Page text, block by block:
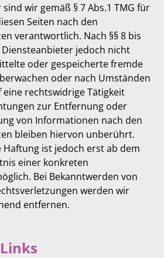
wir gemäß § 7 Abs.1 TMG für
Seiten nach den
verantwortlich. Nach §§ 8 bis
Diensteanbieter jedoch nicht
oder gespeicherte fremde
oder nach Umständen
eine rechtswidrige Tätigkeit
zur Entfernung oder
von Informationen nach den
bleiben hiervon unberührt.
Haftung ist jedoch erst ab dem
einer konkreten
Bei Bekanntwerden von
werden wir
entfernen.